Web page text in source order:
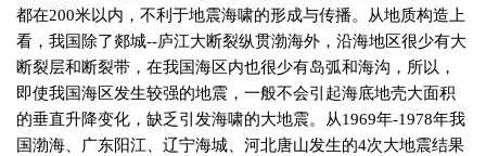
都在200米以内，不利于地震海啸的形成与传播。从地质构造上
看，我国除了郯城--庐江大断裂纵贯渤海外，沿海地区很少有大
断裂层和断裂带，在我国海区内也很少有岛弧和海沟，所以，
即使我国海区发生较强的地震，一般不会引起海底地壳大面积
的垂直升降变化，缺乏引发海啸的大地震。从1969年-1978年我
国渤海、广东阳江、辽宁海城、河北唐山发生的4次大地震结果